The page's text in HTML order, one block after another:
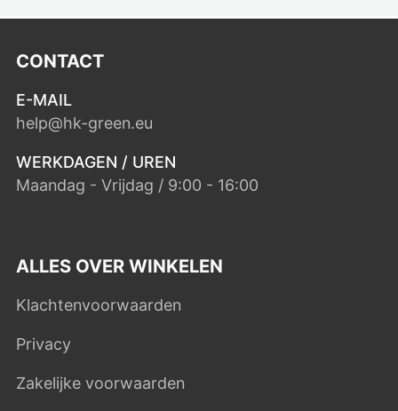
CONTACT
E-MAIL
help@hk-green.eu
WERKDAGEN / UREN
Maandag - Vrijdag / 9:00 - 16:00
ALLES OVER WINKELEN
Klachtenvoorwaarden
Privacy
Zakelijke voorwaarden